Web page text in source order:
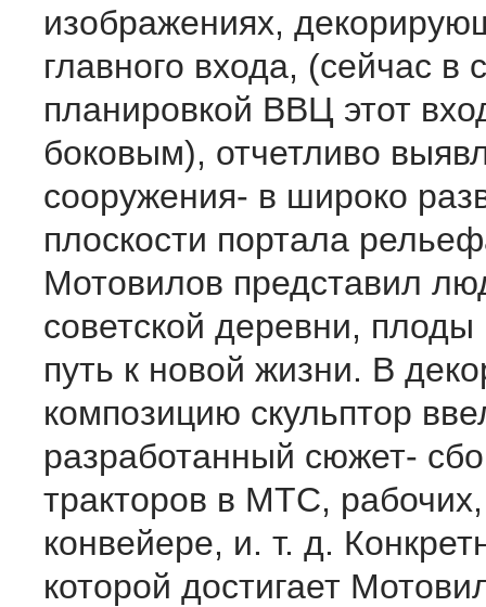
изображениях,
главного входа, (сейчас в
планировкой ВВЦ этот
боковым), отчетливо
сооружения- в широко
плоскости портала
Мотовилов представил
советской деревни, плоды
путь к новой жизни. В
композицию скульптор
разработанный сюжет-
тракторов в МТС,
конвейере, и. т. д.
которой достигает